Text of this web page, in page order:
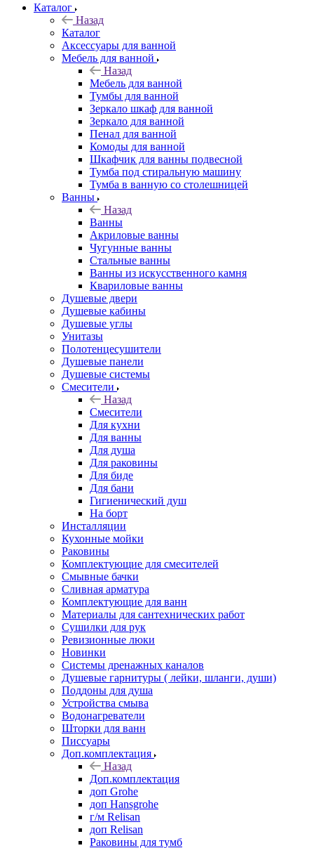
Каталог
Назад
Каталог
Аксессуары для ванной
Мебель для ванной
Назад
Мебель для ванной
Тумбы для ванной
Зеркало шкаф для ванной
Зеркало для ванной
Пенал для ванной
Комоды для ванной
Шкафчик для ванны подвесной
Тумба под стиральную машину
Тумба в ванную со столешницей
Ванны
Назад
Ванны
Акриловые ванны
Чугунные ванны
Стальные ванны
Ванны из искусственного камня
Квариловые ванны
Душевые двери
Душевые кабины
Душевые углы
Унитазы
Полотенцесушители
Душевые панели
Душевые системы
Смесители
Назад
Смесители
Для кухни
Для ванны
Для душа
Для раковины
Для биде
Для бани
Гигиенический душ
На борт
Инсталляции
Кухонные мойки
Раковины
Комплектующие для смесителей
Смывные бачки
Сливная арматура
Комплектующие для ванн
Материалы для сантехнических работ
Сушилки для рук
Ревизионные люки
Новинки
Системы дренажных каналов
Душевые гарнитуры ( лейки, шланги, души)
Поддоны для душа
Устройства смыва
Водонагреватели
Шторки для ванн
Писсуары
Доп.комплектация
Назад
Доп.комплектация
доп Grohe
доп Hansgrohe
г/м Relisan
доп Relisan
Раковины для тумб